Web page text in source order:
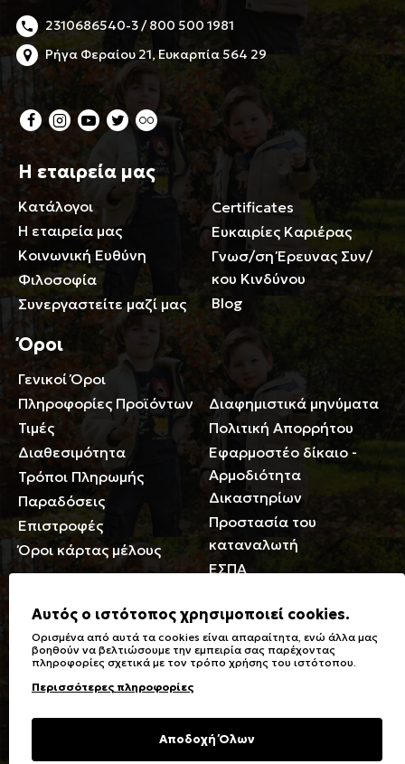
2310686540-3 / 800 500 1981
Ρήγα Φεραίου 21, Ευκαρπία 564 29
Η εταιρεία μας
Κατάλογοι
Η εταιρεία μας
Κοινωνική Ευθύνη
Φιλοσοφία
Συνεργαστείτε μαζί μας
Certificates
Ευκαιρίες Καριέρας
Γνωσ/ση Έρευνας Συν/
κου Κινδύνου
Blog
Όροι
Γενικοί Όροι
Πληροφορίες Προϊόντων
Τιμές
Διαθεσιμότητα
Τρόποι Πληρωμής
Παραδόσεις
Επιστροφές
Όροι κάρτας μέλους
Περιορισμοί ευθύνης
Διαφημιστικά μηνύματα
Πολιτική Απορρήτου
Εφαρμοστέο δίκαιο -
Αρμοδιότητα
Δικαστηρίων
Προστασία του
καταναλωτή
ΕΣΠΑ
Γενικά
Καταστήματα
Ειδικές Εκπτώσεις ΑμΕΑ
Δωροκάρτες
Συχνές Ερωτήσεις
Σύμβολα πλύσης,
σιδερώματος
υφασμάτων
Επικοινωνία
Αυτός ο ιστότοπος χρησιμοποιεί cookies.
Ορισμένα από αυτά τα cookies είναι απαραίτητα, ενώ άλλα μας
βοηθούν να βελτιώσουμε την εμπειρία σας παρέχοντας
πληροφορίες σχετικά με τον τρόπο χρήσης του ιστότοπου.
Περισσότερες πληροφορίες
Αποδοχή Όλων